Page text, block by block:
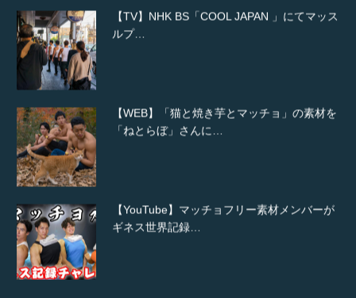
【TV】NHK BS「COOL JAPAN 」にてマッス
ルプ…
【WEB】「猫と焼き芋とマッチョ」の素材を
「ねとらぼ」さんに…
【YouTube】マッチョフリー素材メンバーが
ギネス世界記録…